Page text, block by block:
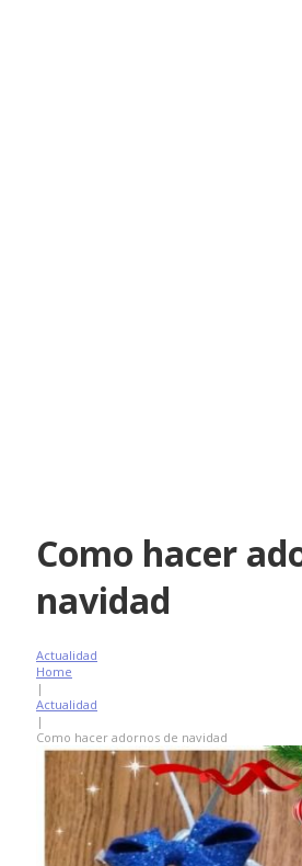
Como hacer
navidad
Actualidad
Home
|
Actualidad
|
Como hacer adornos de navidad